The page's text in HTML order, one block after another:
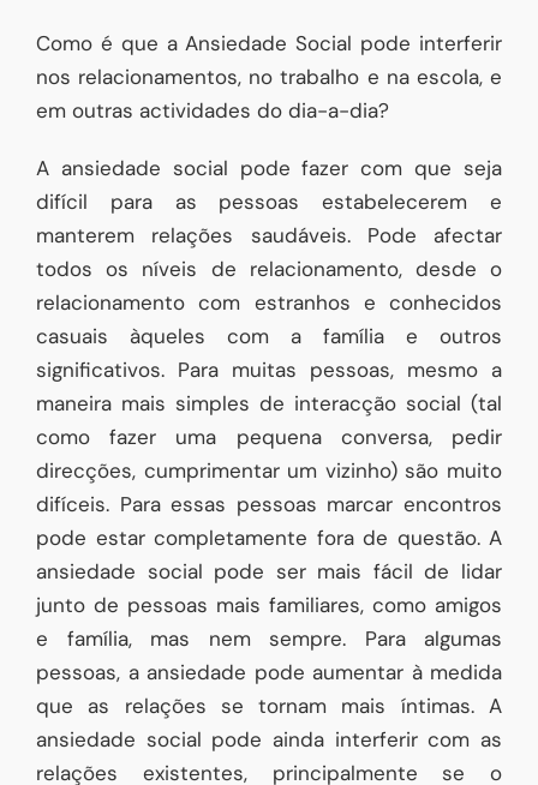
Como é que a Ansiedade Social pode interferir
nos relacionamentos, no trabalho e na escola, e
em outras actividades do dia-a-dia?
A ansiedade social pode fazer com que seja
difícil para as pessoas estabelecerem e
manterem relações saudáveis. Pode afectar
todos os níveis de relacionamento, desde o
relacionamento com estranhos e conhecidos
casuais àqueles com a família e outros
significativos. Para muitas pessoas, mesmo a
maneira mais simples de interacção social (tal
como fazer uma pequena conversa, pedir
direcções, cumprimentar um vizinho) são muito
difíceis. Para essas pessoas marcar encontros
pode estar completamente fora de questão. A
ansiedade social pode ser mais fácil de lidar
junto de pessoas mais familiares, como amigos
e família, mas nem sempre. Para algumas
pessoas, a ansiedade pode aumentar à medida
que as relações se tornam mais íntimas. A
ansiedade social pode ainda interferir com as
relações existentes, principalmente se o